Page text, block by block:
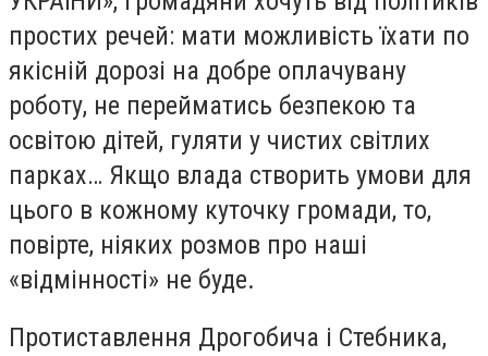
простих речей: мати можливість їхати по
якісній дорозі на добре оплачувану
роботу, не перейматись безпекою та
освітою дітей, гуляти у чистих світлих
парках… Якщо влада створить умови для
цього в кожному куточку громади, то,
повірте, ніяких розмов про наші
«відмінності» не буде.
Протиставлення Дрогобича і Стебника,